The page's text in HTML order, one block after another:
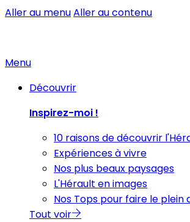
Aller au menuAller au contenu
Menu
Découvrir
Inspirez-moi !
10 raisons de découvrir
Expériences à vivre
Nos plus beaux paysages
L'Hérault en images
Nos Tops pour faire le plein
Tout voir